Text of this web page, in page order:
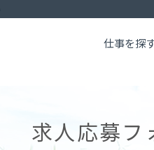
仕事を探
求人応募フ